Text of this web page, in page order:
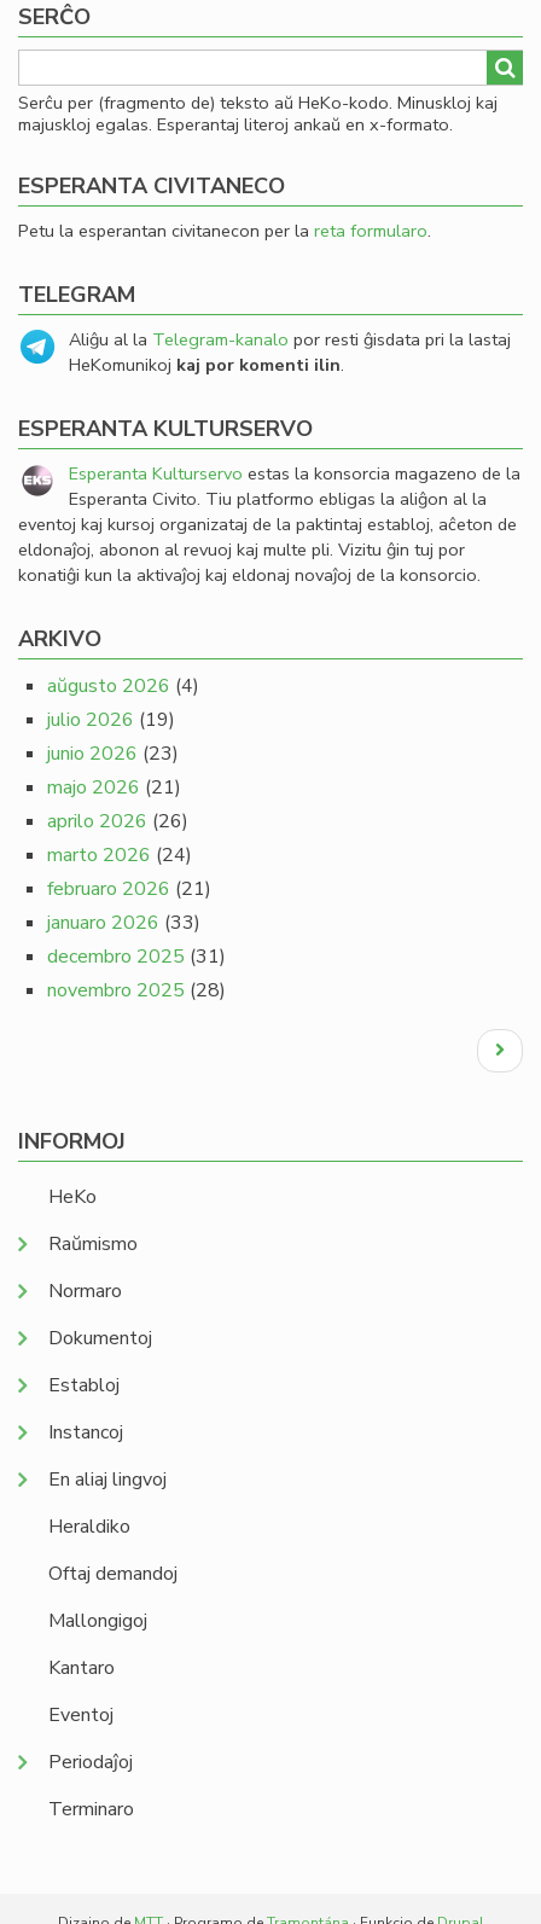
SERĈO
Serĉu per (fragmento de) teksto aŭ HeKo-kodo. Minuskloj kaj
majuskloj egalas. Esperantaj literoj ankaŭ en x-formato.
ESPERANTA CIVITANECO
Petu la esperantan civitanecon per la reta formularo.
TELEGRAM
Aliĝu al la Telegram-kanalo por resti ĝisdata pri la lastaj
HeKomunikoj kaj por komenti ilin.
ESPERANTA KULTURSERVO
Esperanta Kulturservo estas la konsorcia magazeno de la
Esperanta Civito. Tiu platformo ebligas la aliĝon al la
eventoj kaj kursoj organizataj de la paktintaj establoj, aĉeton de
eldonaĵoj, abonon al revuoj kaj multe pli. Vizitu ĝin tuj por
konatiĝi kun la aktivaĵoj kaj eldonaj novaĵoj de la konsorcio.
ARKIVO
aŭgusto 2026 (4)
julio 2026 (19)
junio 2026 (23)
majo 2026 (21)
aprilo 2026 (26)
marto 2026 (24)
februaro 2026 (21)
januaro 2026 (33)
decembro 2025 (31)
novembro 2025 (28)
Next
page
INFORMOJ
HeKo
Raŭmismo
Normaro
Dokumentoj
Establoj
Instancoj
En aliaj lingvoj
Heraldiko
Oftaj demandoj
Mallongigoj
Kantaro
Eventoj
Periodaĵoj
Terminaro